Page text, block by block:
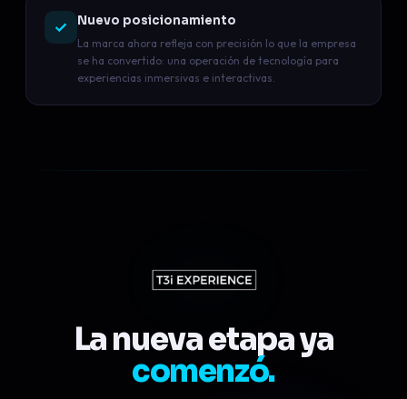
Nuevo posicionamiento
La marca ahora refleja con precisión lo que la empresa
se ha convertido: una operación de tecnología para
experiencias inmersivas e interactivas.
La nueva etapa ya
comenzó.